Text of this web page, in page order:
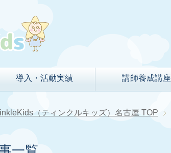
導入・活動実績 講師養成講座
（ティンクルキッズ）名古屋 TOP